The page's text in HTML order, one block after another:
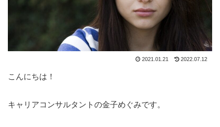
2021.01.21 2022.07.12
こんにちは！
キャリアコンサルタントの金子めぐみです。